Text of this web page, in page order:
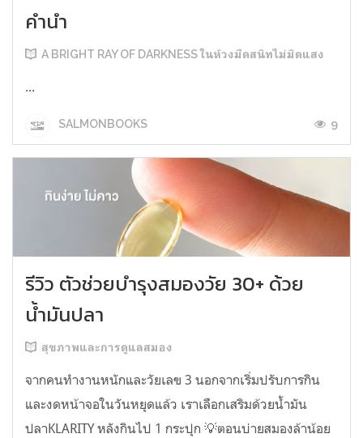
คำนำ
A BRIGHT RAY OF DARKNESS ในห้วงมืดสนิทไม่มิดแสง
...
SALMONBOOKS 9
รีวิว ตัวช่วยบำรุงสมองวัย 30+ ด้วย
น้ำมันปลา
สุขภาพและการดูแลสมอง
จากคนทำงานหนักและวัยเลข 3 นอกจากเริ่มปรับการกิน
และงดหน้าจอในวันหยุดแล้ว เราเลือกเสริมด้วยน้ำมัน
ปลาKLARITY หลังกินไป 1 กระปุก 💡ตอนบ่ายสมองล้าน้อย